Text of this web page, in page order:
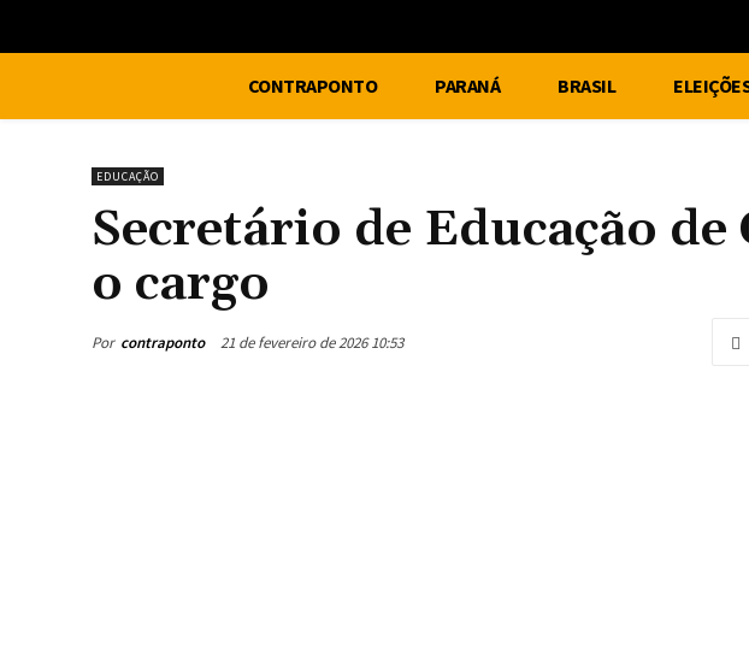
CONTRAPONTO PARANÁ BRASIL
EDUCAÇÃO
Secretário de Educação
o cargo
Por contraponto 21 de fevereiro de 2026 10:53